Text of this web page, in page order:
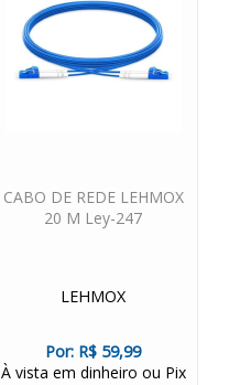
CABO DE REDE LEHMOX
20 M Ley-247
LEHMOX
Por: R$ 59,99
À vista em dinheiro ou Pix